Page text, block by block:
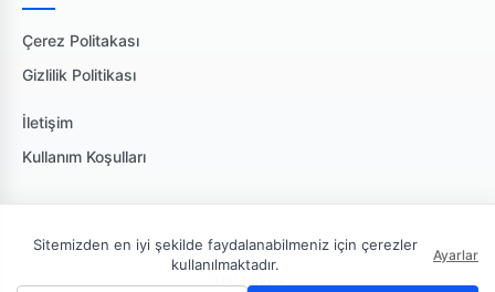
Çerez Politakası
Gizlilik Politikası
İletişim
Kullanım Koşulları
Sitemizden en iyi şekilde faydalanabilmeniz için çerezler
kullanılmaktadır.
Ayarlar